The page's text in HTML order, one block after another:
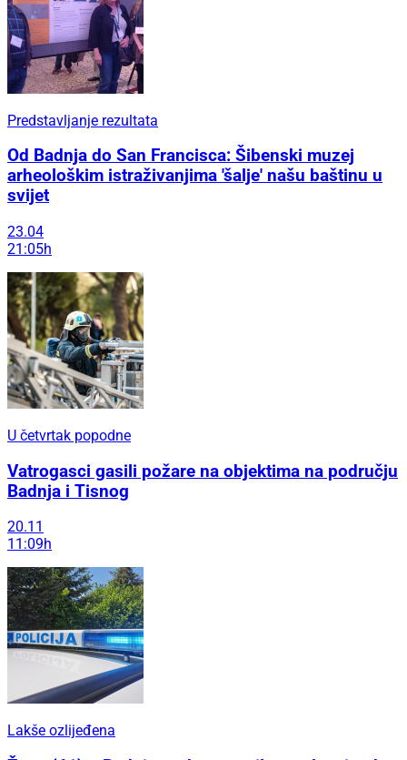
Predstavljanje rezultata
Od Badnja do San Francisca: Šibenski muzej
arheološkim istraživanjima 'šalje' našu baštinu u
svijet
23.04
21:05h
U četvrtak popodne
Vatrogasci gasili požare na objektima na području
Badnja i Tisnog
20.11
11:09h
Lakše ozlijeđena